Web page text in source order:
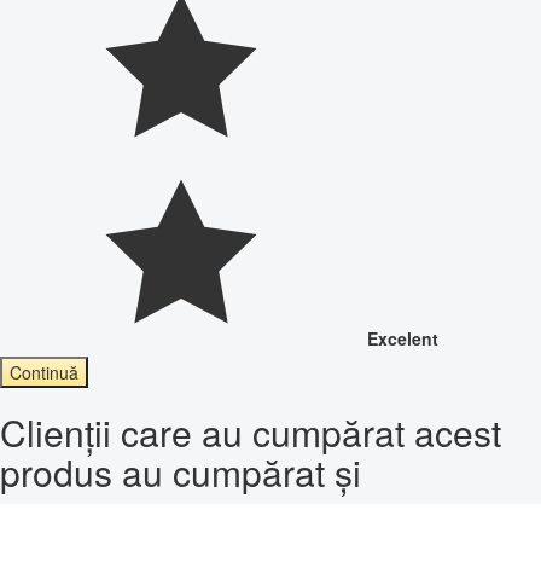
Excelent
Continuă
Clienții care au cumpărat acest
produs au cumpărat și